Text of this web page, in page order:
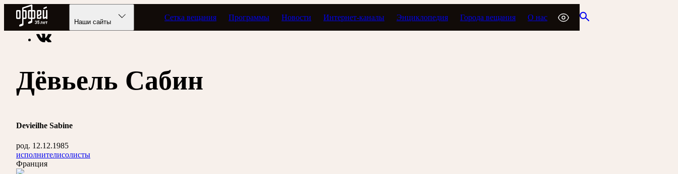
Радио Орфей
Наши сайты
Сетка вещания Программы Новости Интернет-каналы Энциклопедия Города вещания О нас
Радио классической музыки «Орфей» Энциклопедия
Дёвьель Сабин
Devieilhe Sabine
род. 12.12.1985
исполнителисолисты
Франция